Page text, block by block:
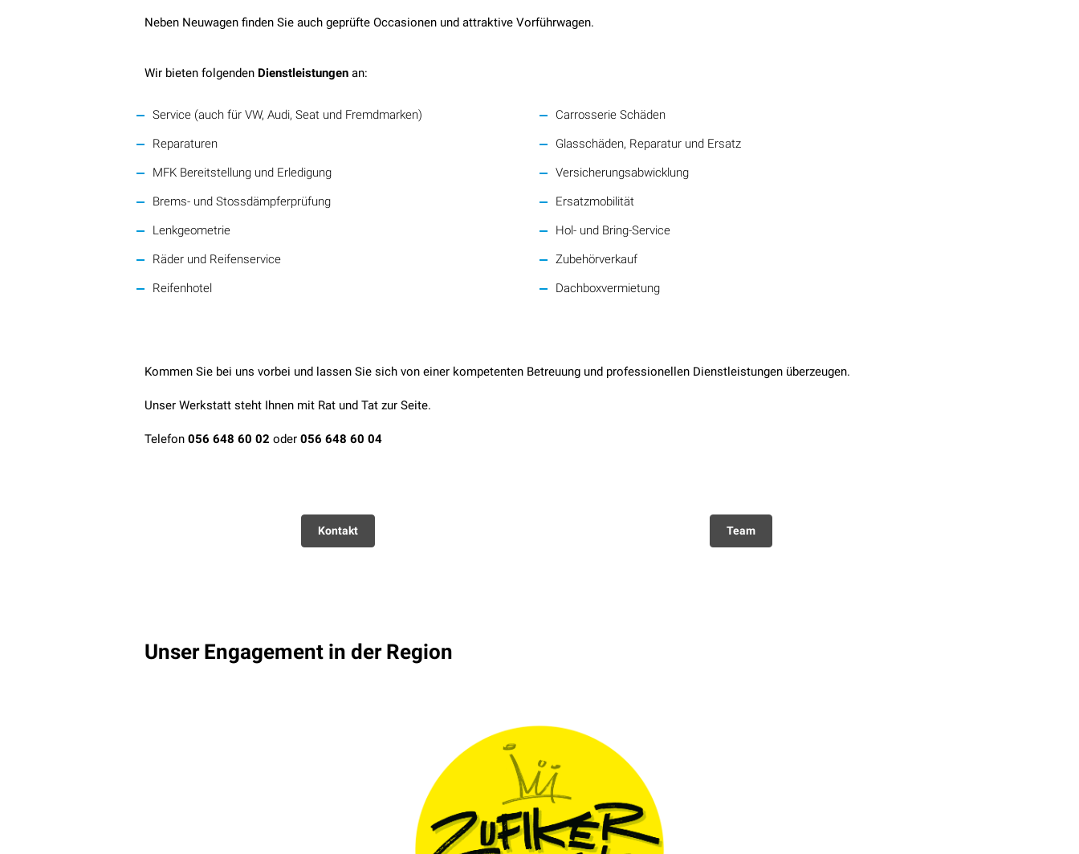
Neben Neuwagen finden Sie auch geprüfte Occasionen und attraktive Vorführwagen.
Wir bieten folgenden Dienstleistungen an:
Service (auch für VW, Audi, Seat und Fremdmarken)
Reparaturen
MFK Bereitstellung und Erledigung
Brems- und Stossdämpferprüfung
Lenkgeometrie
Räder und Reifenservice
Reifenhotel
Carrosserie Schäden
Glasschäden, Reparatur und Ersatz
Versicherungsabwicklung
Ersatzmobilität
Hol- und Bring-Service
Zubehörverkauf
Dachboxvermietung
Kommen Sie bei uns vorbei und lassen Sie sich von einer kompetenten Betreuung und professionellen Dienstleistungen überzeugen.
Unser Werkstatt steht Ihnen mit Rat und Tat zur Seite.
Telefon 056 648 60 02 oder 056 648 60 04
Kontakt Team
Unser Engagement in der Region